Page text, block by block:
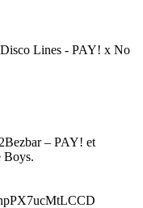
Lines - PAY! x No
– PAY! et
Boys.